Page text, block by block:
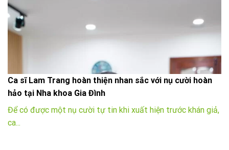
Ca sĩ Lam Trang hoàn thiện nhan sắc với nụ cười hoàn
hảo tại Nha khoa Gia Đình
Để có được một nụ cười tự tin khi xuất hiện trước khán giả,
ca...